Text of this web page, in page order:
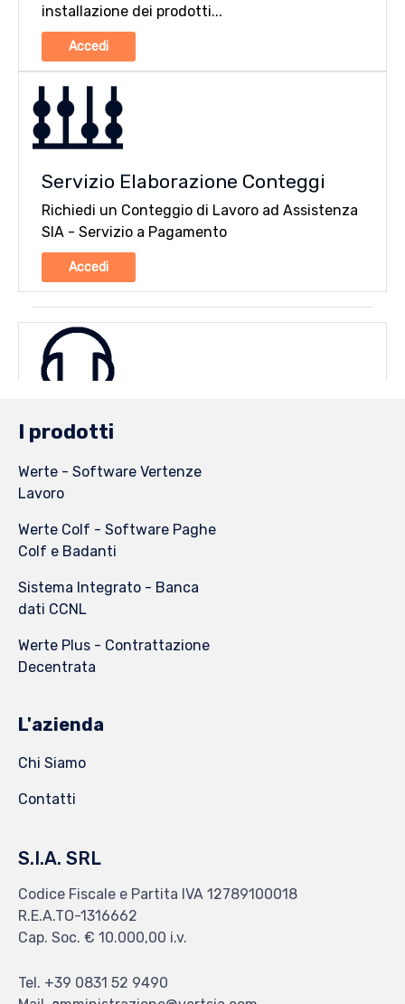
I prodotti
Werte - Software Vertenze
Lavoro
Werte Colf - Software Paghe
Colf e Badanti
Sistema Integrato - Banca
dati CCNL
Werte Plus - Contrattazione
Decentrata
L'azienda
Chi Siamo
Contatti
S.I.A. SRL
Codice Fiscale e Partita IVA 12789100018
R.E.A.TO-1316662
Cap. Soc. € 10.000,00 i.v.
Tel. +39 0831 52 9490